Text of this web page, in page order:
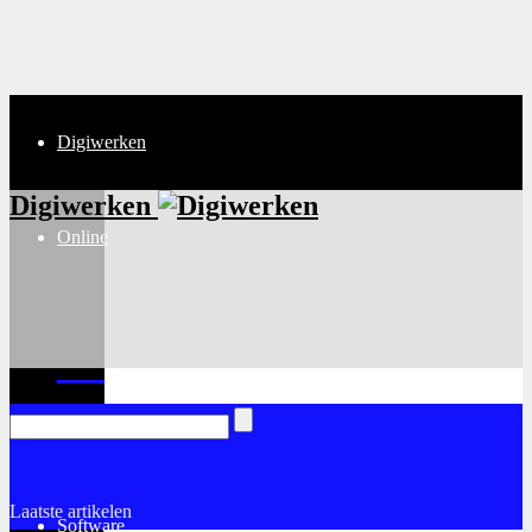
Digiwerken
Online
Software
Digiwerken
Laatste artikelen